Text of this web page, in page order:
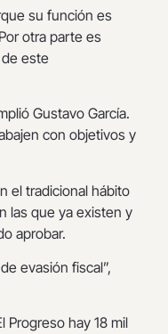
su función es
otra parte es
este
Gustavo García.
con objetivos y
el tradicional hábito
las que ya existen y
aprobar.
evasión fiscal”,
Progreso hay 18 mil